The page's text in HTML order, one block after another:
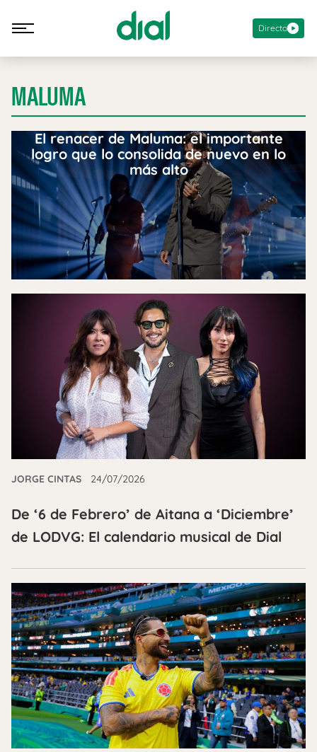
Directo
MALUMA
El renacer de Maluma: el importante
logro que lo consolida de nuevo en lo
más alto
JORGE CINTAS 24/07/2026
De ‘6 de Febrero’ de Aitana a ‘Diciembre’
de LODVG: El calendario musical de Dial